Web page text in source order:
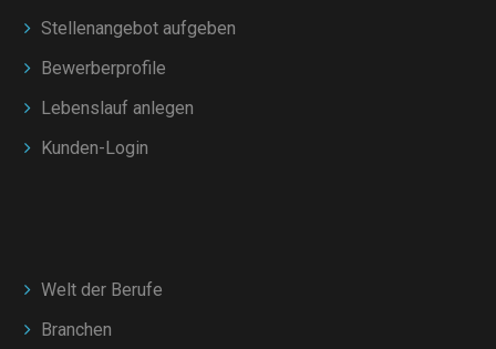
Stellenangebot aufgeben
Bewerberprofile
Lebenslauf anlegen
Kunden-Login
Welt der Berufe
Branchen